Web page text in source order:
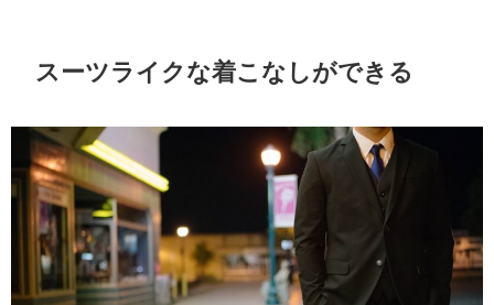
スーツライクな着こなしができる